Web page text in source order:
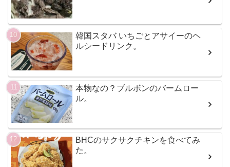
韓国スタバ いちごとアサイーのヘ
ルシードリンク。
本物なの？ブルボンのバームロー
ル。
BHCのサクサクチキンを食べてみ
た。